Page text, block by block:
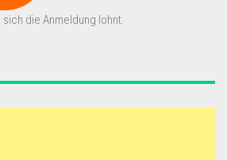
die Anmeldung lohnt.